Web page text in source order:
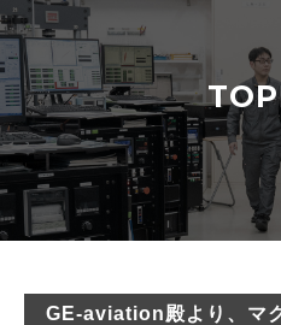
GE-aviation殿より、マ